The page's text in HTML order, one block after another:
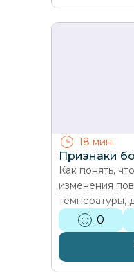
18 мин.
Признаки
Как понять,
изменения
температуры,
Критические
помощь и
0